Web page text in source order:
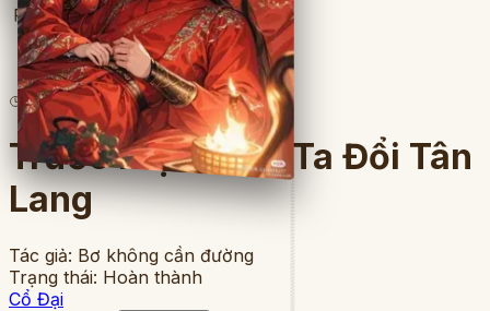
Full
10lượt đọc · 9chương
Trước Kiệu Hoa, Ta Đổi Tân
Lang
Tác giả: Bơ không cần đường
Trạng thái: Hoàn thành
Cổ Đại